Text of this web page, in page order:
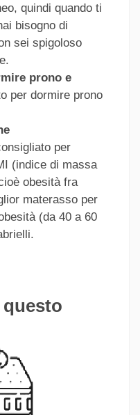
quindi quando ti
bisogno di
sei spigoloso
prono e
per dormire prono
per
(indice di massa
obesità fra
materasso per
(da 40 a 60
questo